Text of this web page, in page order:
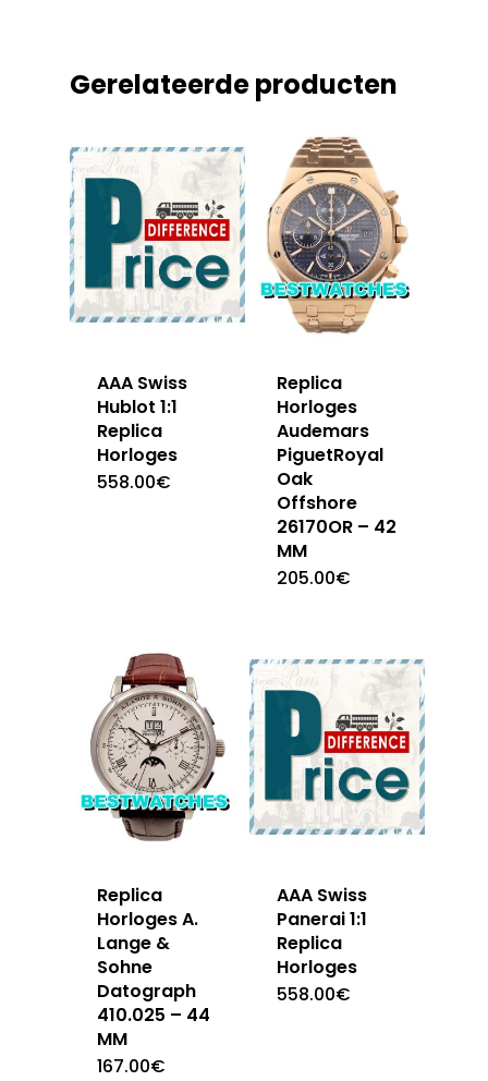
Gerelateerde producten
AAA Swiss
Hublot 1:1
Replica
Horloges
558.00€
Replica
Horloges
Audemars
PiguetRoyal
Oak
Offshore
26170OR – 42
MM
205.00€
Replica
Horloges A.
Lange &
Sohne
Datograph
410.025 – 44
MM
167.00€
AAA Swiss
Panerai 1:1
Replica
Horloges
558.00€